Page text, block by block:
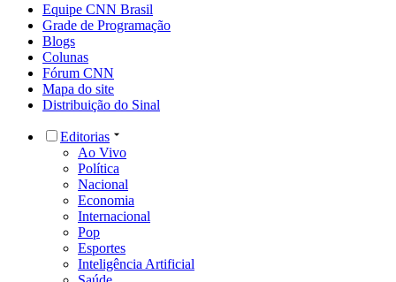
Equipe CNN Brasil
Grade de Programação
Blogs
Colunas
Fórum CNN
Mapa do site
Distribuição do Sinal
Editorias
Ao Vivo
Política
Nacional
Economia
Internacional
Pop
Esportes
Inteligência Artificial